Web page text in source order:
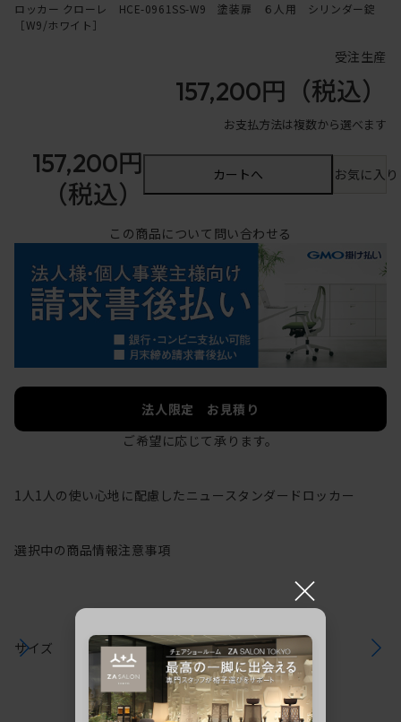
ロッカー クローレ HCE-0961SS-W9 塗装扉 ６人用 シリンダー錠
［W9/ホワイト］
受注生産
157,200円 （税込）
お支払方法は複数から選べます
157,200円
（税込）
カートへ お気に入
この商品について問い合わせる
法人限定 お見積り
ご希望に応じて承ります。
1人1人の使い心地に配慮したニュースタンダードロッカー
選択中の商品情報注意事項
サイズ
×